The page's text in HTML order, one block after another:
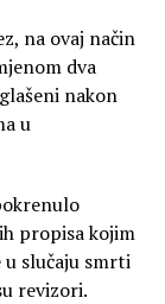
na ovaj način
dva
nakon
u
propisa kojim
slučaju smrti
revizori.